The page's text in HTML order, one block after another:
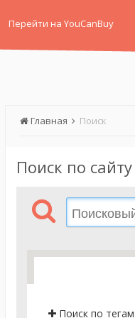
Перейти на YouCanBuy
Главная Поиск
Поиск по сайту
Поиск по тегам